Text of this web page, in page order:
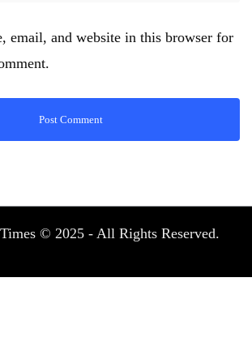
email, and website in this browser for
© 2025 - All Rights Reserved.